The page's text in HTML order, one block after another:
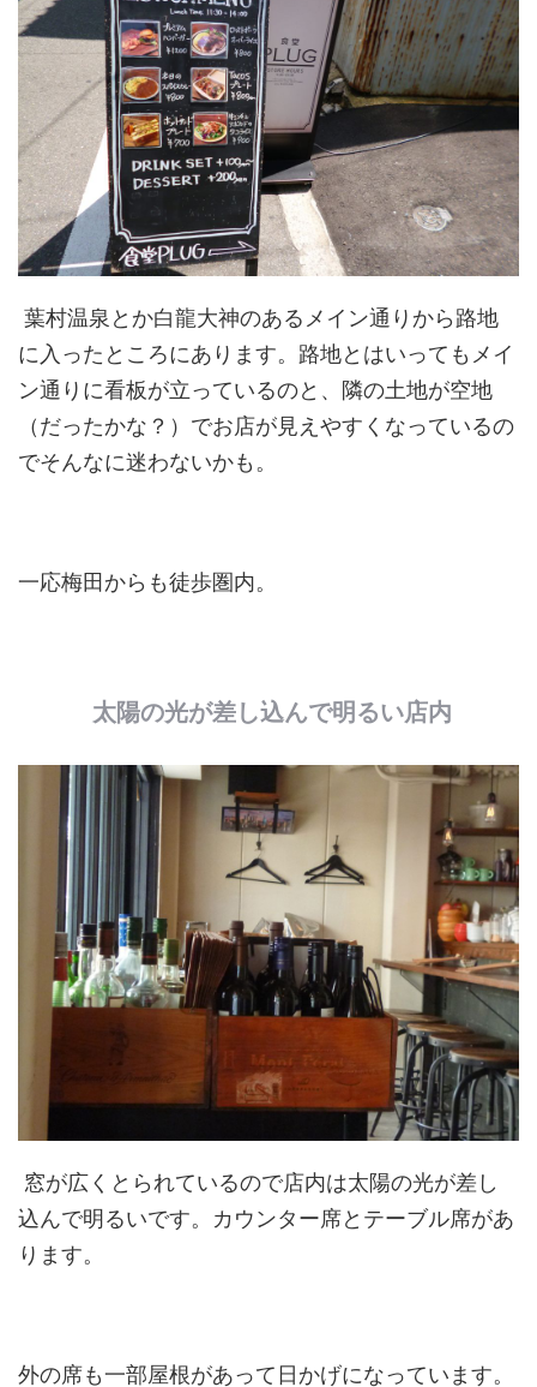
葉村温泉とか白龍大神のあるメイン通りから路地
に入ったところにあります。路地とはいってもメイ
ン通りに看板が立っているのと、隣の土地が空地
（だったかな？）でお店が見えやすくなっているの
でそんなに迷わないかも。
一応梅田からも徒歩圏内。
太陽の光が差し込んで明るい店内
窓が広くとられているので店内は太陽の光が差し
込んで明るいです。カウンター席とテーブル席があ
ります。
外の席も一部屋根があって日かげになっています。